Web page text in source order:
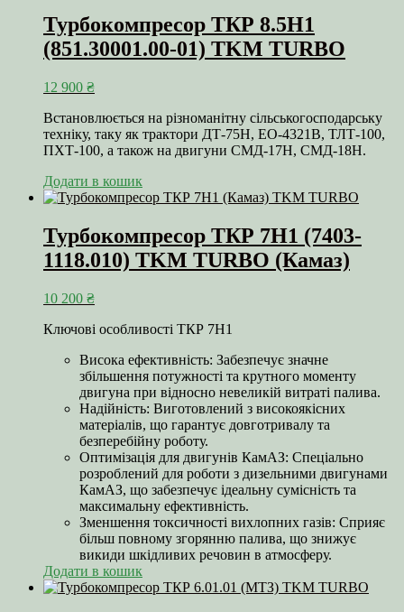
Турбокомпресор ТКР 8.5Н1
(851.30001.00-01) TKM TURBO
12 900 ₴
Встановлюється на різноманітну сільськогосподарську
техніку, таку як трактори ДТ-75Н, ЕО-4321В, ТЛТ-100,
ПХТ-100, а також на двигуни СМД-17Н, СМД-18Н.
Додати в кошик
Турбокомпресор ТКР 7Н1 (7403-
1118.010) TKM TURBO (Камаз)
10 200 ₴
Ключові особливості ТКР 7Н1
Висока ефективність: Забезпечує значне
збільшення потужності та крутного моменту
двигуна при відносно невеликій витраті палива.
Надійність: Виготовлений з високоякісних
матеріалів, що гарантує довготривалу та
безперебійну роботу.
Оптимізація для двигунів КамАЗ: Спеціально
розроблений для роботи з дизельними двигунами
КамАЗ, що забезпечує ідеальну сумісність та
максимальну ефективність.
Зменшення токсичності вихлопних газів: Сприяє
більш повному згорянню палива, що знижує
викиди шкідливих речовин в атмосферу.
Додати в кошик